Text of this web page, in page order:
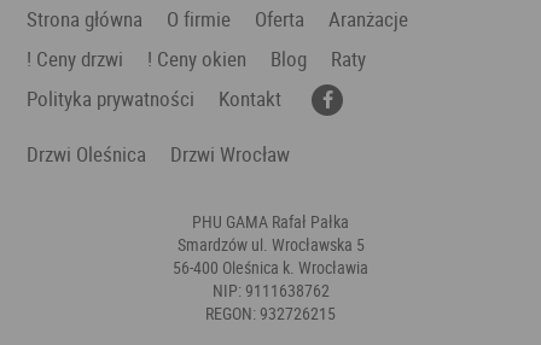
Strona główna O firmie Oferta
Aranżacje
! Ceny drzwi
! Ceny okien Blog
Raty
Polityka prywatności
Kontakt
Drzwi Oleśnica
Drzwi Wrocław
PHU GAMA Rafał Pałka
Smardzów ul. Wrocławska 5
56-400 Oleśnica k. Wrocławia
NIP: 9111638762
REGON: 932726215